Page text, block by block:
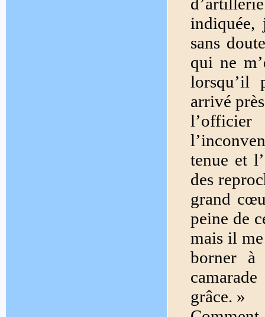
indiquée,
sans
qui ne
lorsqu’il
arrivé
tenue et
des
grand
peine de
mais il
borner à
grâce. »